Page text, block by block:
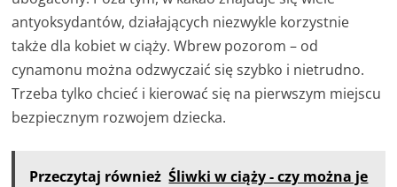
antyoksydantów, działających niezwykle korzystnie
także dla kobiet w ciąży. Wbrew pozorom – od
cynamonu można odzwyczaić się szybko i nietrudno.
Trzeba tylko chcieć i kierować się na pierwszym miejscu
bezpiecznym rozwojem dziecka.
Przeczytaj również Śliwki w ciąży - czy można je